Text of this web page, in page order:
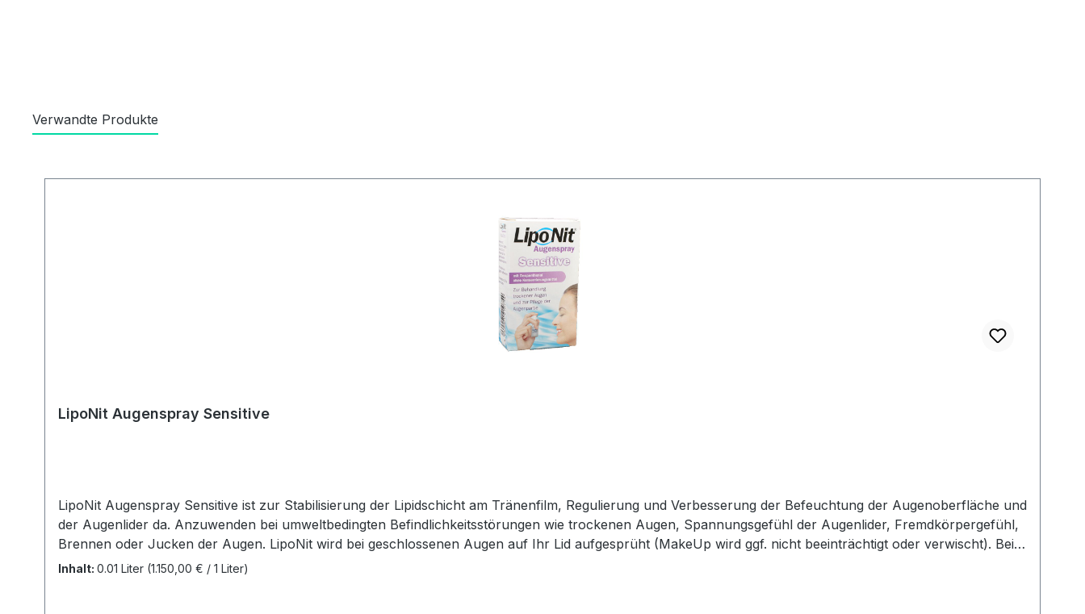
Verwandte Produkte
LipoNit Augenspray Sensitive
LipoNit Augenspray Sensitive ist zur Stabilisierung der Lipidschicht am Tränenfilm, Regulierung und Verbesserung der Befeuchtung der Augenoberfläche und
der Augenlider da. Anzuwenden bei umweltbedingten Befindlichkeitsstörungen wie trockenen Augen, Spannungsgefühl der Augenlider, Fremdkörpergefühl,
Brennen oder Jucken der Augen. LipoNit wird bei geschlossenen Augen auf Ihr Lid aufgesprüht (MakeUp wird ggf. nicht beeinträchtigt oder verwischt). Beim
Öffnen des Auges werden die Inhaltsstoffe gleichmäßig über das gesamte Auge verteilt und stabilisieren dabei den Tränenfilm. LipoNit kann bedenkenlos mit
Inhalt: 0.01 Liter (1.150,00 € / 1 Liter)